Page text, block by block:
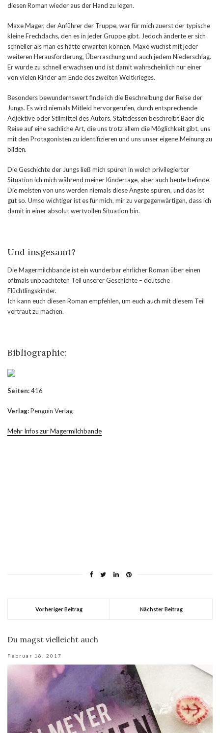
diesen Roman wieder aus der Hand zu legen.
Maxe Mager, der Anführer der Truppe, war für mich zuerst der typische
kleine Frechdachs, den es in jeder Gruppe gibt. Jedoch änderte er sich
schneller als man es hätte erwarten können. Maxe wuchst mit jeder
weiteren Herausforderung, Überraschung und auch jedem Niederschlag.
Er wurde zu schnell erwachsen und ist damit wahrscheinlich nur einer
von vielen Kinder am Ende des zweiten Weltkrieges.
Besonders bewundernswert finde ich die Beschreibung der Reise der
Jungs. Es wird niemals Mitleid hervorgerufen, durch entsprechende
Adjektive oder Stilmittel des Autors. Stattdessen beschreibt Baer die
Reise auf eine sachliche Art, die uns trotz allem die Möglichkeit gibt, uns
mit den Protagonisten zu identifizieren und uns unser eigene Meinung zu
bilden.
Die Geschichte der Jungs ließ mich spüren in welch privilegierter
Situation ich mich während meiner Kindertage, aber auch heute befinde.
Die meisten von uns werden niemals diese Ängste spüren, und das ist
gut so. Umso wichtiger ist es für mich, mir zu vergegenwärtigen, dass ich
damit in einer absolut wertvollen Situation bin.
Und insgesamt?
Die Magermilchbande ist ein wunderbar ehrlicher Roman über einen
oftmals unbeachteten Teil unserer Geschichte – deutsche
Flüchtlingskinder.
Ich kann euch diesen Roman empfehlen, um euch auch mit diesem Teil
vertraut zu machen.
Bibliographie:
Seiten:416
Verlag:Penguin Verlag
Mehr Infos zur Magermilchbande
Vorheriger Beitrag Nächster Beitrag
Du magst vielleicht auch
Februar 18, 2017